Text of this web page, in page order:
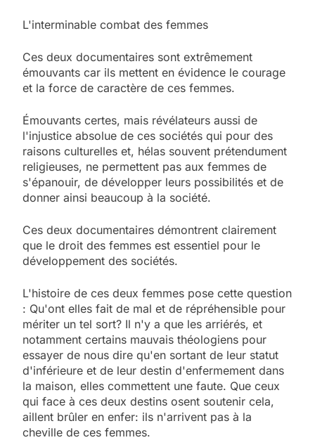
L'interminable combat des femmes
Ces deux documentaires sont extrêmement
émouvants car ils mettent en évidence le courage
et la force de caractère de ces femmes.
Émouvants certes, mais révélateurs aussi de
l'injustice absolue de ces sociétés qui pour des
raisons culturelles et, hélas souvent prétendument
religieuses, ne permettent pas aux femmes de
s'épanouir, de développer leurs possibilités et de
donner ainsi beaucoup à la société.
Ces deux documentaires démontrent clairement
que le droit des femmes est essentiel pour le
développement des sociétés.
L'histoire de ces deux femmes pose cette question
: Qu'ont elles fait de mal et de répréhensible pour
mériter un tel sort? Il n'y a que les arriérés, et
notamment certains mauvais théologiens pour
essayer de nous dire qu'en sortant de leur statut
d'inférieure et de leur destin d'enfermement dans
la maison, elles commettent une faute. Que ceux
qui face à ces deux destins osent soutenir cela,
aillent brûler en enfer: ils n'arrivent pas à la
cheville de ces femmes.